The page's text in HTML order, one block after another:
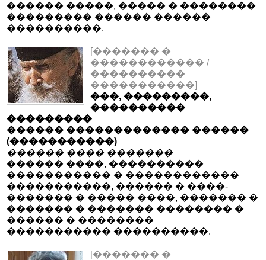
������ �����, ����� � ��������
��������� ������ ������
����������.
[������� �
������������ /
����������
�����������]
���, ���������,
����������
���������
������ ������������� ������
(�����������)
������ ���� �������
������ ����, ����������
����������� � ������������
�����������, ������ � ����-
������� � ����� ����, ������� �
������� � ������� �������� �
������ � ��������
����������� ����������.
[������� �